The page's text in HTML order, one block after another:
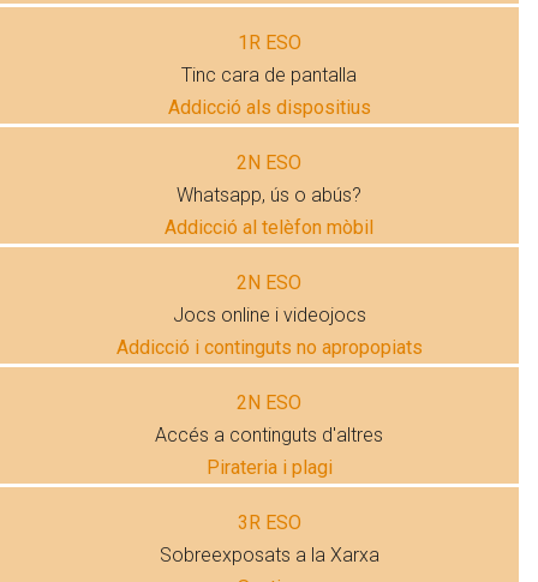
1R ESO
Tinc cara de pantalla
Addicció als dispositius
2N ESO
Whatsapp, ús o abús?
Addicció al telèfon mòbil
2N ESO
Jocs online i videojocs
Addicció i continguts no apropopiats
2N ESO
Accés a continguts d'altres
Pirateria i plagi
3R ESO
Sobreexposats a la Xarxa